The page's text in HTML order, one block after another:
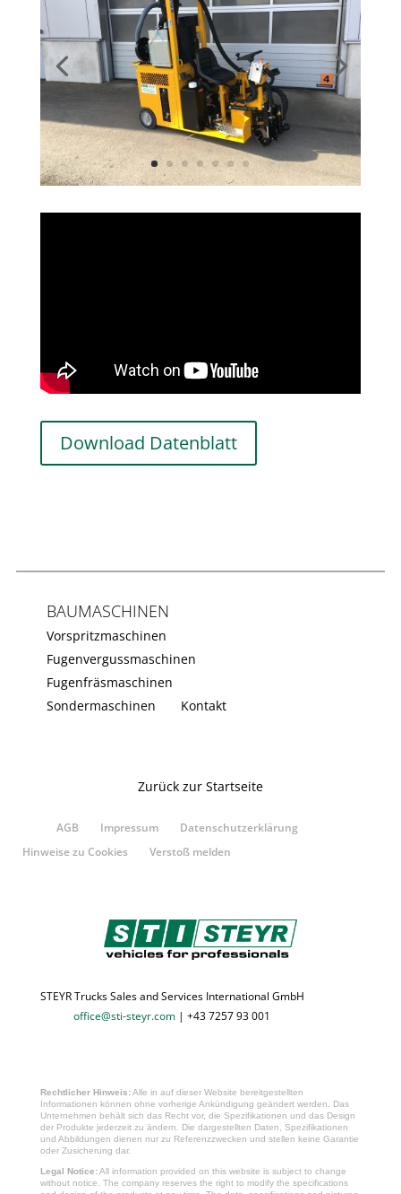
Download Datenblatt
BAUMASCHINEN
Vorspritzmaschinen
Fugenvergussmaschinen
Fugenfräsmaschinen
Sondermaschinen
Kontakt
Zurück zur Startseite
AGB Impressum
Datenschutzerklärung
Hinweise zu Cookies
Verstoß melden
STEYR Trucks Sales and Services International GmbH
office@sti-steyr.com | +43 7257 93 001
Rechtlicher Hinweis:Alle in auf dieser Website bereitgestellten
Informationen können ohne vorherige Ankündigung geändert werden. Das
Unternehmen behält sich das Recht vor, die Spezifikationen und das Design
der Produkte jederzeit zu ändern. Die dargestellten Daten, Spezifikationen
und Abbildungen dienen nur zu Referenzzwecken und stellen keine Garantie
oder Zusicherung dar.
Legal Notice:All information provided on this website is subject to change
without notice. The company reserves the right to modify the specifications